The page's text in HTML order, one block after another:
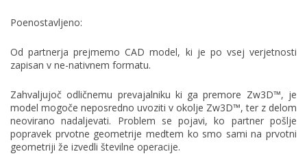
Poenostavljeno:
Od partnerja prejmemo CAD model, ki je po vsej verjetnosti
zapisan v ne-nativnem formatu.
Zahvaljujoč odličnemu prevajalniku ki ga premore Zw3D™, je
model mogoče neposredno uvoziti v okolje Zw3D™, ter z delom
neovirano nadaljevati. Problem se pojavi, ko partner pošlje
popravek prvotne geometrije medtem ko smo sami na prvotni
geometriji že izvedli številne operacije.